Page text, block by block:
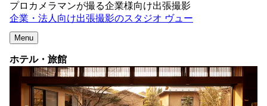
プロカメラマンが撮る企業様向け出張撮影
企業・法人向け出張撮影のスタジオ ヴュー
Menu
ホテル・旅館